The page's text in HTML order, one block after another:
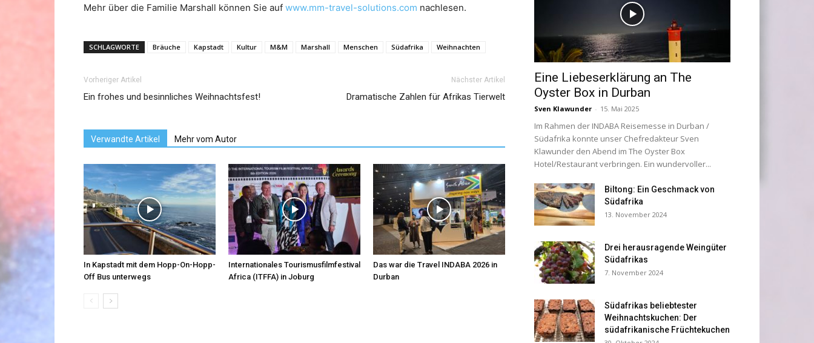
Mehr über die Familie Marshall können Sie auf www.mm-travel-solutions.com nachlesen.
SCHLAGWORTE Bräuche Kapstadt Kultur M&M Marshall Menschen Südafrika Weihnachten
Vorheriger Artikel
Ein frohes und besinnliches Weihnachtsfest!
Nächster Artikel
Dramatische Zahlen für Afrikas Tierwelt
Verwandte Artikel Mehr vom Autor
In Kapstadt mit dem Hopp-On-Hopp-
Off Bus unterwegs
Internationales Tourismusfilmfestival
Africa (ITFFA) in Joburg
Das war die Travel INDABA 2026 in
Durban
Eine Liebeserklärung an The
Oyster Box in Durban
Sven Klawunder - 15. Mai 2025
Im Rahmen der INDABA Reisemesse in Durban /
Südafrika konnte unser Chefredakteur Sven
Klawunder den Abend im The Oyster Box
Hotel/Restaurant verbringen. Ein wundervoller...
Biltong: Ein Geschmack von
Südafrika
13. November 2024
Drei herausragende Weingüter
Südafrikas
7. November 2024
Südafrikas beliebtester
Weihnachtskuchen: Der
südafrikanische Früchtekuchen